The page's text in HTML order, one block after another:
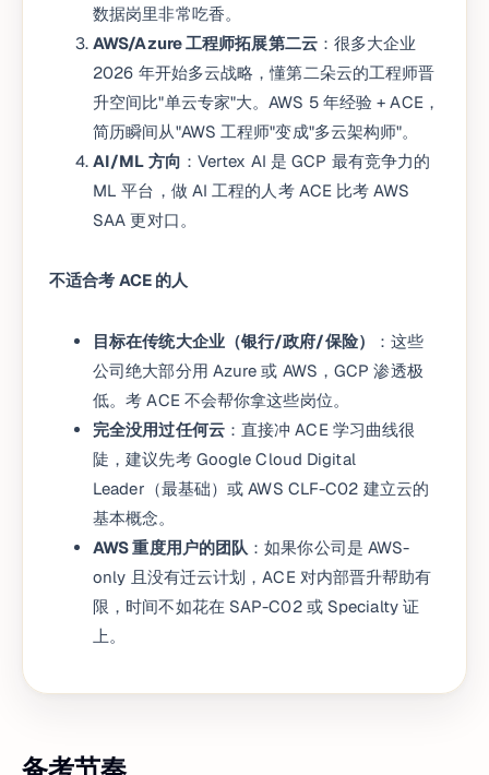
数据岗里非常吃香。
AWS/Azure 工程师拓展第二云：很多大企业
2026 年开始多云战略，懂第二朵云的工程师晋
升空间比"单云专家"大。AWS 5 年经验 + ACE，
简历瞬间从"AWS 工程师"变成"多云架构师"。
AI/ML 方向 ：Vertex AI 是 GCP 最有竞争力的
ML 平台，做 AI 工程的人考 ACE 比考 AWS
SAA 更对口。
不适合考 ACE 的人
目标在传统大企业（银行/政府/保险）
：这些
公司绝大部分用 Azure 或 AWS，GCP 渗透极
低。考 ACE 不会帮你拿这些岗位。
完全没用过任何云：直接冲 ACE 学习曲线很
陡，建议先考 Google Cloud Digital
Leader（最基础）或 AWS CLF-C02 建立云的
基本概念。
AWS 重度用户的团队 ：如果你公司是 AWS-
only 且没有迁云计划，ACE 对内部晋升帮助有
限，时间不如花在 SAP-C02 或 Specialty 证
上。